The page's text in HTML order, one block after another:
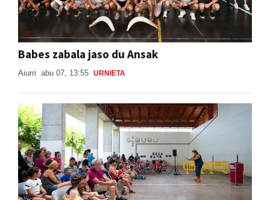
Babes zabala jaso du Ansak
Aiurri abu 07, 13:55 URNIETA